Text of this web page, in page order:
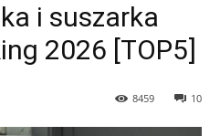
i suszarka
2026 [TOP5]
10
8459